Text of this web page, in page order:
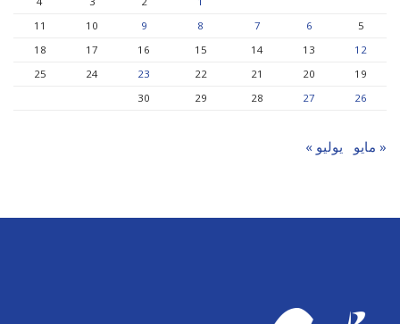
5
6
7
8
9
10
11
12
13
14
15
16
17
18
19
20
21
22
23
24
25
26
27
28
29
30
« مايو يوليو »